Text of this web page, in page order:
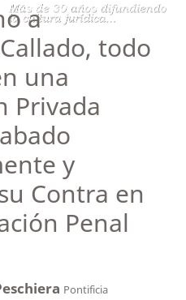
a
todo
una
Privada
y
Contra en
Penal
Pontificia